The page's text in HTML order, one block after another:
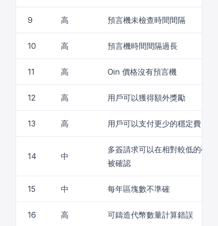
9 高 預言機未檢查時間間隔
10 高 預言機時間間隔過長
11 高 Oin 價格沒有預言機
12 高 用戶可以獲得額外獎勵
13 高 用戶可以支付更少的穩定費
14 中
多簽請求可以在相對較低的確
被確認
15 中 每年區塊數不準確
16 高 可鑄造代幣數量計算錯誤